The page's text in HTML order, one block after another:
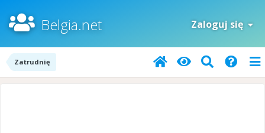
Belgia.net Zaloguj się
Zatrudnię